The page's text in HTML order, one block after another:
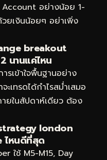
อย่างน้อย 1-
ยเงินน้อยๆ อย่าเพิ่ง
breakout
นานแค่ไหน
รเข้าใจพื้นฐานอย่าง
เทรดได้กำไรสม่ำเสมอ
ายในสัปดาห์เดียว ต้อง
london
ไหนดีที่สุด
ใช้ M5-M15, Day